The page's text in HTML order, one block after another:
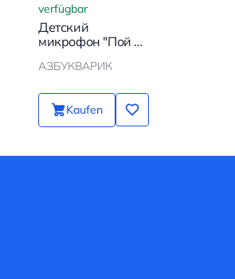
verfügbar
Детский
микрофон "Пой со
веселых
АЗБУКВАРИК
Kaufen